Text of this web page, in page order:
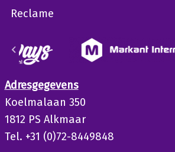
Reclame
Adresgegevens
Koelmalaan 350
1812 PS Alkmaar
Tel. +31 (0)72-8449848